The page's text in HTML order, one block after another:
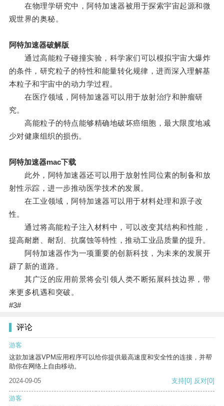
在物理学研究中，阿特加速器被用于探索宇宙起源和微
观世界的奥秘。
阿特加速器破解版
通过高能粒子碰撞实验，科学家们可以模拟宇宙大爆炸
的条件，研究粒子的特性和能量转化规律，进而深入理解基
本粒子和宇宙中的动力学过程。
在医疗领域，阿特加速器可以用于放射治疗和肿瘤研
究。
高能粒子的特点能够精确地破坏癌细胞，最大限度地减
少对健康组织的损伤。
阿特加速器mac下载
此外，阿特加速器还可以用于放射性同位素的制备和放
射性示踪，进一步推动医学技术的发展。
在工业领域，阿特加速器可以用于材料处理和原子改
性。
通过将高能粒子注入材料中，可以改变其结构和性能，
提高耐磨、耐刮、抗腐蚀等特性，推动工业品质量的提升。
阿特加速器作为一项重要的创新科技，为未来的发展开
辟了新的道路。
其广泛的应用前景将会引领人类不断拓展科技边界，带
来更多机遇和突破。
#3#
评论
游客
这款加速器VPM应用程序可以给你提供最高速度和安全性的连接，并帮
助你在网络上自由移动。
2024-09-05
支持[0] 反对[0]
游客